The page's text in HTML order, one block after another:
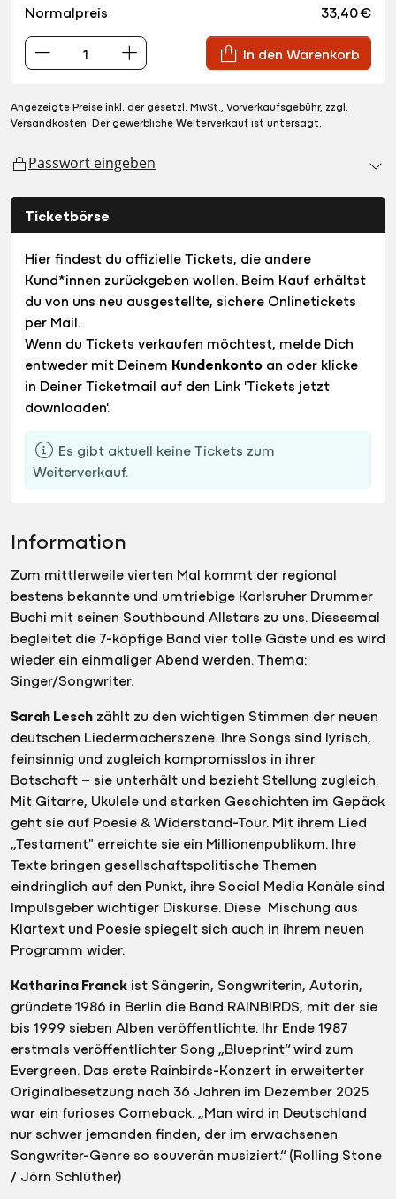
Normalpreis 33,40 €
In den Warenkorb
Angezeigte Preise inkl. der gesetzl. MwSt., Vorverkaufsgebühr, zzgl.
Versandkosten. Der gewerbliche Weiterverkauf ist untersagt.
Passwort eingeben
Ticketbörse
Hier findest du offizielle Tickets, die andere
Kund*innen zurückgeben wollen. Beim Kauf erhältst
du von uns neu ausgestellte, sichere Onlinetickets
per Mail.
Wenn du Tickets verkaufen möchtest, melde Dich
entweder mit Deinem Kundenkonto an oder klicke
in Deiner Ticketmail auf den Link 'Tickets jetzt
downloaden'.
Es gibt aktuell keine Tickets zum
Weiterverkauf.
Information
Zum mittlerweile vierten Mal kommt der regional
bestens bekannte und umtriebige Karlsruher Drummer
Buchi mit seinen Southbound Allstars zu uns. Diesesmal
begleitet die 7-köpfige Band vier tolle Gäste und es wird
wieder ein einmaliger Abend werden. Thema:
Singer/Songwriter.
Sarah Lesch zählt zu den wichtigen Stimmen der neuen
deutschen Liedermacherszene. Ihre Songs sind lyrisch,
feinsinnig und zugleich kompromisslos in ihrer
Botschaft – sie unterhält und bezieht Stellung zugleich.
Mit Gitarre, Ukulele und starken Geschichten im Gepäck
geht sie auf Poesie & Widerstand-Tour. Mit ihrem Lied
„Testament" erreichte sie ein Millionenpublikum. Ihre
Texte bringen gesellschaftspolitische Themen
eindringlich auf den Punkt, ihre Social Media Kanäle sind
Impulsgeber wichtiger Diskurse. Diese Mischung aus
Klartext und Poesie spiegelt sich auch in ihrem neuen
Programm wider.
Katharina Franck ist Sängerin, Songwriterin, Autorin,
gründete 1986 in Berlin die Band RAINBIRDS, mit der sie
bis 1999 sieben Alben veröffentlichte. Ihr Ende 1987
erstmals veröffentlichter Song „Blueprint“ wird zum
Evergreen. Das erste Rainbirds-Konzert in erweiterter
Originalbesetzung nach 36 Jahren im Dezember 2025
war ein furioses Comeback. „Man wird in Deutschland
nur schwer jemanden finden, der im erwachsenen
Songwriter-Genre so souverän musiziert.“ (Rolling Stone
/ Jörn Schlüther)